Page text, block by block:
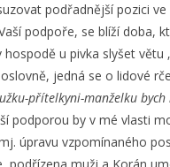
podřadnější pozici
podpoře, se blíží doba,
u pivka slyšet větu
jedná se o lidové
přítelkyni-manželku
podporou by v mé vlasti
úpravu vzpomínaného